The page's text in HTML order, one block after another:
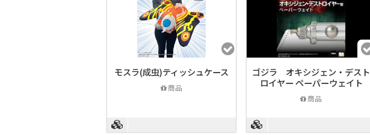
モスラ(成虫)ティッシュケース
商品
ゴジラ オキシジェン・デスト
ロイヤー ペーパーウェイト
商品